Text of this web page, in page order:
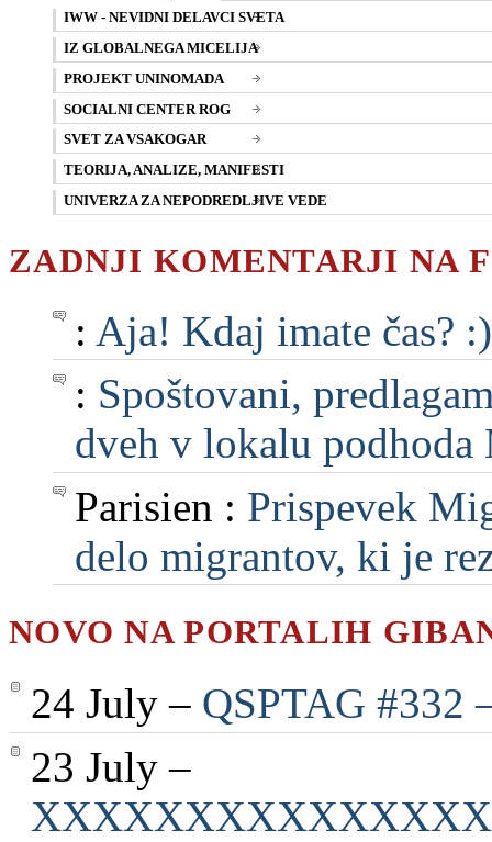
IWW - NEVIDNI DELAVCI SVETA
IZ GLOBALNEGA MICELIJA
PROJEKT UNINOMADA
SOCIALNI CENTER ROG
SVET ZA VSAKOGAR
TEORIJA, ANALIZE, MANIFESTI
UNIVERZA ZA NEPODREDLJIVE VEDE
ZADNJI KOMENTARJI NA
: Aja! Kdaj imate čas?
: Spoštovani,
dveh v lokalu
Parisien : Prispevek
delo migrantov, ki je
NOVO NA PORTALIH
24 July – QSPTAG
23 July –